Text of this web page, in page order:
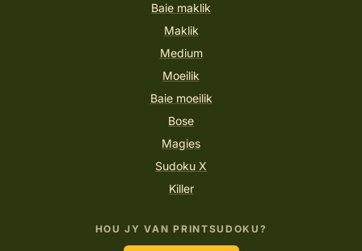
Baie maklik
Maklik
Medium
Moeilik
Baie moeilik
Bose
Magies
Sudoku X
Killer
HOU JY VAN PRINTSUDOKU?